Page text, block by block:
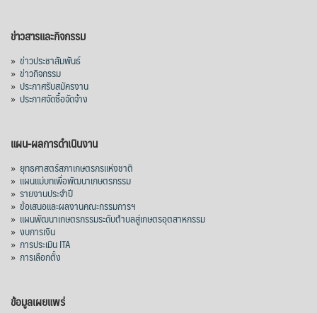
ข่าวสารและกิจกรรม
» ข่าวประชาสัมพันธ์
» ข่าวกิจกรรม
» ประกาศรับสมัครงาน
» ประกาศจัดซื้อจัดจ้าง
แผน-ผลการดำเนินงาน
» ยุทธศาสตร์สภาเกษตรกรแห่งชาติ
» แผนแม่บทเพื่อพัฒนาเกษตรกรรม
» รายงานประจำปี
» ข้อเสนอและผลงานคณะกรรมการฯ
» แผนพัฒนาเกษตรกรรมระดับตำบลสู่เกษตรอุตสาหกรรม
» งบการเงิน
» การประเมิน ITA
» การเลือกตั้ง
ข้อมูลเผยแพร่